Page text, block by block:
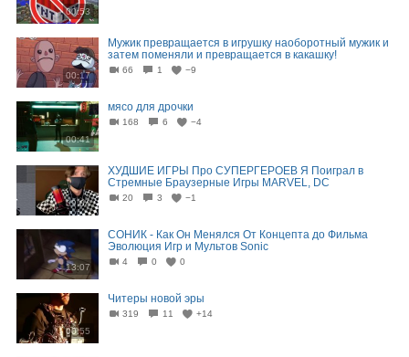
00:53
00:17
Мужик превращается в игрушку наоборотный мужик и
затем поменяли и превращается в какашку!
66 1 −9
00:41
мясо для дрочки
168 6 −4
09:04
ХУДШИЕ ИГРЫ Про СУПЕРГЕРОЕВ Я Поиграл в
Стремные Браузерные Игры MARVEL, DC
20 3 −1
13:07
СОНИК - Как Он Менялся От Концепта до Фильма
Эволюция Игр и Мультов Sonic
4 0 0
00:55
Читеры новой эры
319 11 +14